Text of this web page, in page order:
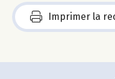
Imprimer la